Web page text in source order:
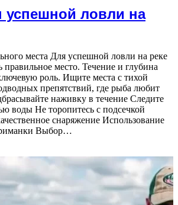
успешной ловли на
места Для успешной ловли на реке
правильное место. Течение и глубина
роль. Ищите места с тихой
препятствий, где рыба любит
наживку в течение Следите
воды Не торопитесь с подсечкой
снаряжение Использование
Выбор…